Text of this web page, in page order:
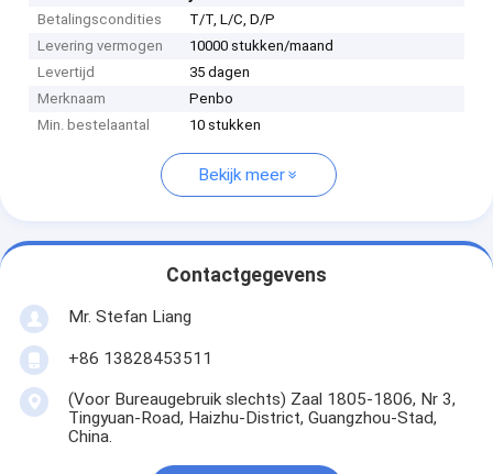
Betalingscondities
T/T, L/C, D/P
Levering vermogen
10000 stukken/maand
Levertijd
35 dagen
Merknaam
Penbo
Min. bestelaantal
10 stukken
Bekijk meer
Contactgegevens
Mr. Stefan Liang
+86 13828453511
(Voor Bureaugebruik slechts) Zaal 1805-1806, Nr 3,
Tingyuan-Road, Haizhu-District, Guangzhou-Stad,
China.